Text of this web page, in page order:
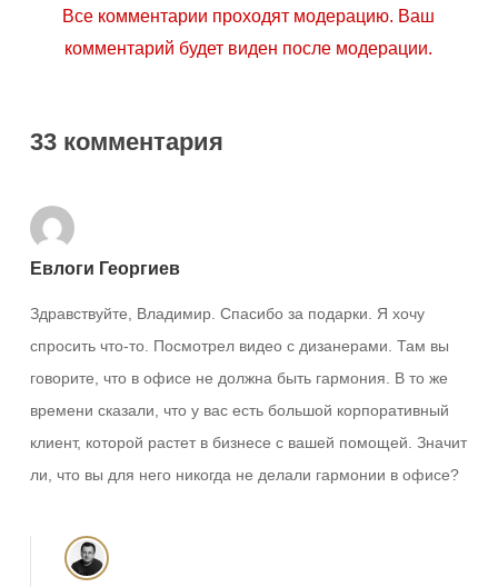
Все комментарии проходят модерацию. Ваш
комментарий будет виден после модерации.
33 комментария
Евлоги Георгиев
Здравствуйте, Владимир. Спасибо за подарки. Я хочу
спросить что-то. Посмотрел видео с дизанерами. Там вы
говорите, что в офисе не должна быть гармония. В то же
времени сказали, что у вас есть большой корпоративный
клиент, которой растет в бизнесе с вашей помощей. Значит
ли, что вы для него никогда не делали гармонии в офисе?